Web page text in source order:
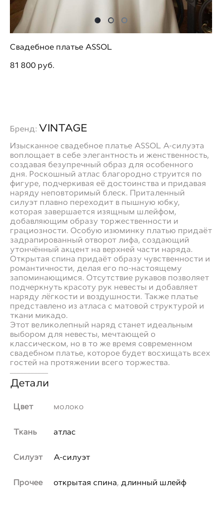
Свадебное платье ASSOL
81 800 pуб.
Бренд: VINTAGE
Изысканное свадебное платье ASSOL А-силуэта
воплощает в себе элегантность и женственность,
создавая безупречный образ для особенного
дня. Роскошный атлас благородно струится по
фигуре, подчеркивая её достоинства и придавая
наряду неповторимый блеск. Приталенный
силуэт плавно переходит в пышную юбку,
которая завершается изящным шлейфом,
добавляющим образу торжественности и
грациозности. Особую изюминку платью придаёт
задрапированный отворот лифа, создающий
утончённый акцент на верхней части наряда.
Открытая спина придаёт образу чувственности и
романтичности, делая его по-настоящему
запоминающимся. Отсутствие рукавов позволяет
подчеркнуть красоту рук невесты и добавляет
наряду лёгкости и воздушности. Также платье
представлено из атласа с матовой структурой и
ткани микадо.
Этот великолепный наряд станет идеальным
выбором для невесты, мечтающей о
классическом, но в то же время современном
свадебном платье, которое будет восхищать всех
гостей на протяжении всего торжества.
Детали
Цвет молоко
Ткань атлас
Силуэт А-силуэт
Прочее открытая спина, длинный шлейф